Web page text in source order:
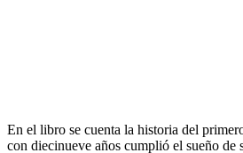
En el libro se cuenta la historia del
con diecinueve años cumplió el sueño de